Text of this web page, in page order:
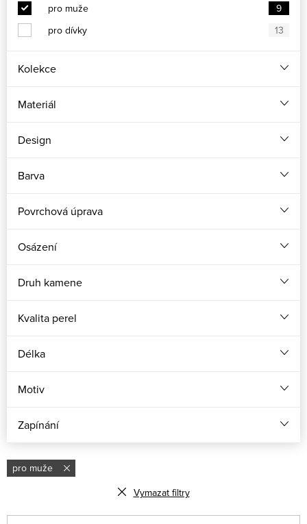
pro muže
9
pro dívky
13
Kolekce
Materiál
Design
Barva
Povrchová úprava
Osázení
Druh kamene
Kvalita perel
Délka
Motiv
Zapínání
pro muže
Vymazat filtry